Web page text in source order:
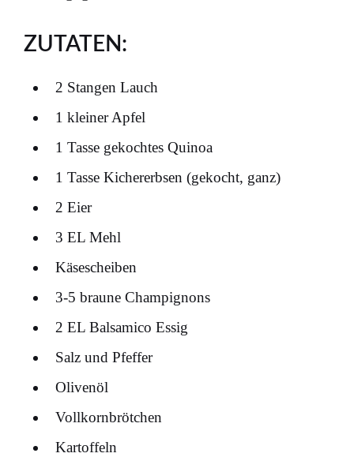
ZUTATEN:
2 Stangen Lauch
1 kleiner Apfel
1 Tasse gekochtes Quinoa
1 Tasse Kichererbsen (gekocht, ganz)
2 Eier
3 EL Mehl
Käsescheiben
3-5 braune Champignons
2 EL Balsamico Essig
Salz und Pfeffer
Olivenöl
Vollkornbrötchen
Kartoffeln